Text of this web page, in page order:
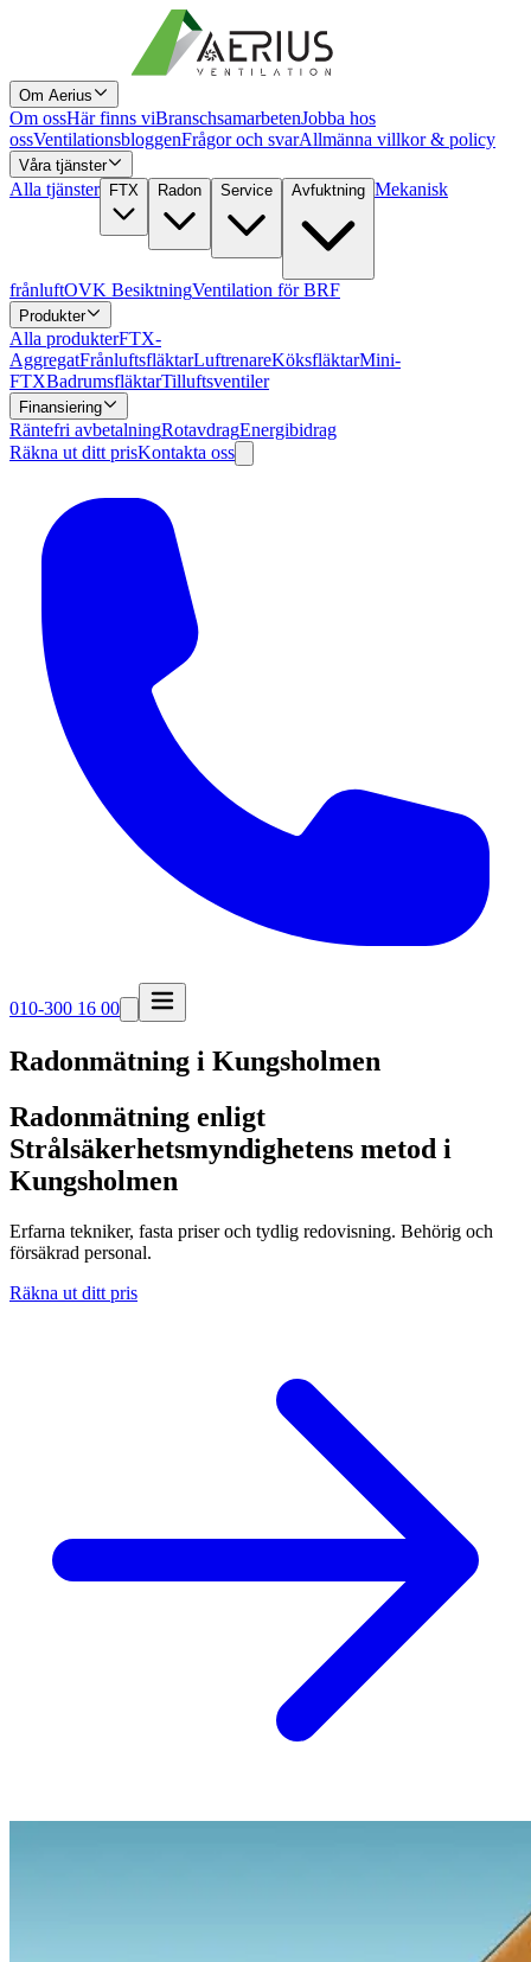
Om Aerius
Om ossHär finns viBranschsamarbetenJobba hos
ossVentilationsbloggenFrågor och svarAllmänna villkor & policy
Våra tjänster
Alla tjänster FTX Radon Service Avfuktning Mekanisk
frånluftOVK BesiktningVentilation för BRF
Produkter
Alla produkterFTX-
AggregatFrånluftsfläktarLuftrenareKöksfläktarMini-
FTXBadrumsfläktarTilluftsventiler
Finansiering
Räntefri avbetalningRotavdragEnergibidrag
Räkna ut ditt prisKontakta oss
010-300 16 00
Radonmätning i Kungsholmen
Radonmätning enligt
Strålsäkerhetsmyndighetens metod i
Kungsholmen
Erfarna tekniker, fasta priser och tydlig redovisning. Behörig och
försäkrad personal.
Räkna ut ditt pris